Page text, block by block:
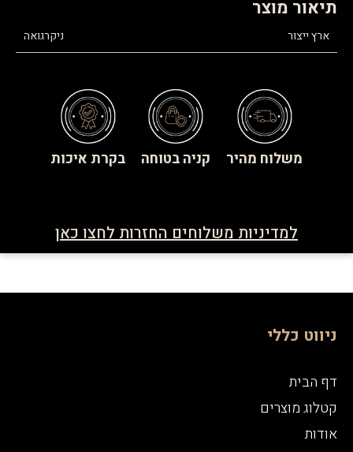
תיאור מוצר
ארץ ייצור ניקרגואה
משלוח מהיר קניה בטוחה בקרת איכות
למדיניות משלוחים החזרות לחצו כאן
ניווט כללי
דף הבית
קטלוג מוצרים
אודות